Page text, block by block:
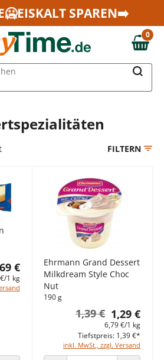
SPAREN➡️
0,00 €
0
FILTERN
€
1 kg
Ehrmann Grand Dessert
Milkdream Style Choc
Nut
190 g
1,29 €
1,39 €
6,79 €/1 kg
inkl. MwSt., zzgl. Versand
Tiefstpreis: 1,39 €*